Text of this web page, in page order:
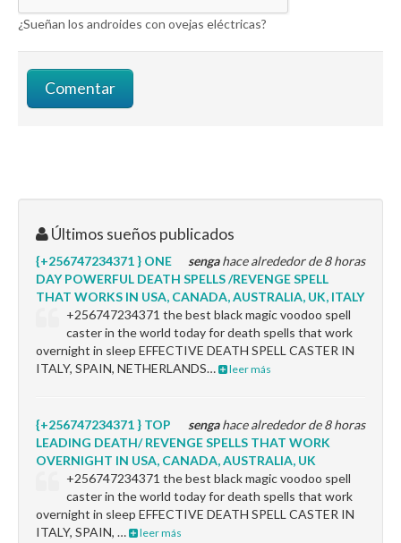
¿Sueñan los androides con ovejas eléctricas?
Últimos sueños publicados
sengahace alrededor de 8 horas
{+256747234371 } ONE
DAY POWERFUL DEATH SPELLS /REVENGE SPELL
THAT WORKS IN USA, CANADA, AUSTRALIA, UK, ITALY
+256747234371 the best black magic voodoo spell
caster in the world today for death spells that work
overnight in sleep EFFECTIVE DEATH SPELL CASTER IN
ITALY, SPAIN, NETHERLANDS…
leer más
sengahace alrededor de 8 horas
{+256747234371 } TOP
LEADING DEATH/ REVENGE SPELLS THAT WORK
OVERNIGHT IN USA, CANADA, AUSTRALIA, UK
+256747234371 the best black magic voodoo spell
caster in the world today for death spells that work
overnight in sleep EFFECTIVE DEATH SPELL CASTER IN
ITALY, SPAIN, …
leer más